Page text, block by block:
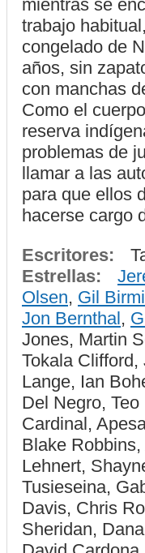
mientras se
trabajo
congelado de
años, sin
con manchas
Como el
reserva
problemas de
llamar a las
para que ellos
hacerse cargo
Escritores:
Estrellas:
Olsen, Gil
Jon Bernthal,
Jones, Martin
Tokala
Lange, Ian
Del Negro,
Cardinal,
Blake
Lehnert,
Tusieseina,
Davis, Chris
Sheridan,